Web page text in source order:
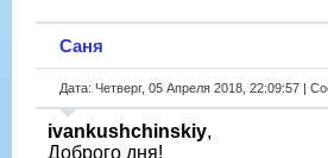
Саня
Дата: Четверг, 05 Апреля 2018, 22:09:57 |
ivankushchinskiy,
Доброго дня!